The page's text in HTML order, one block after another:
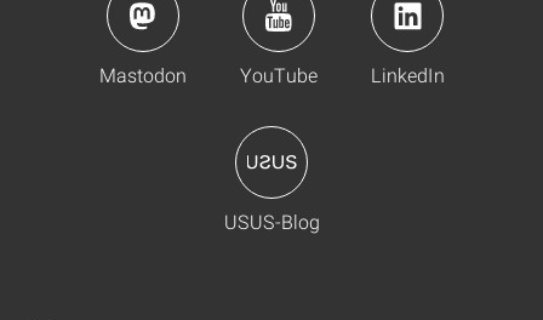
Mastodon YouTube LinkedIn
USUS-Blog